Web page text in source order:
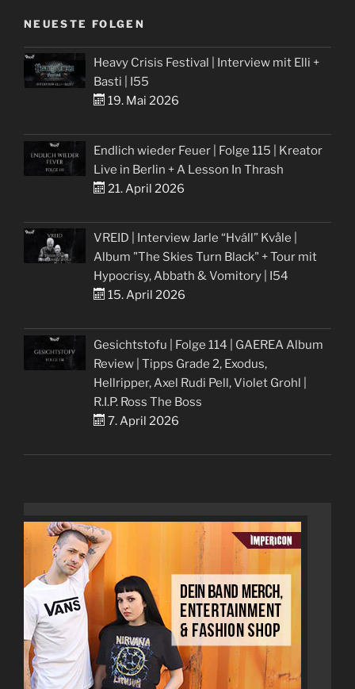
NEUESTE FOLGEN
Heavy Crisis Festival | Interview mit Elli +
Basti | I55
19. Mai 2026
Endlich wieder Feuer | Folge 115 | Kreator
Live in Berlin + A Lesson In Thrash
21. April 2026
VREID | Interview Jarle “Hváll” Kvåle |
Album "The Skies Turn Black" + Tour mit
Hypocrisy, Abbath & Vomitory | I54
15. April 2026
Gesichtstofu | Folge 114 | GAEREA Album
Review | Tipps Grade 2, Exodus,
Hellripper, Axel Rudi Pell, Violet Grohl |
R.I.P. Ross The Boss
7. April 2026